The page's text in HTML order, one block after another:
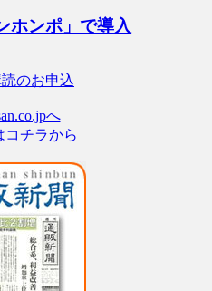
ホンポ」で導入
コチラから